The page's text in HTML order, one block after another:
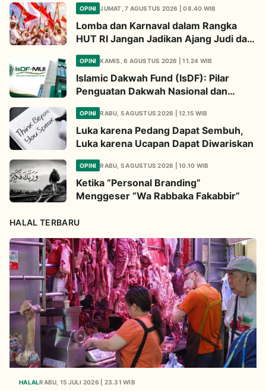
OPINI JUMAT, 7 AGUSTUS 2026 | 08.40 WIB
Lomba dan Karnaval dalam Rangka
HUT RI Jangan Jadikan Ajang Judi dan
OPINI KAMIS, 6 AGUSTUS 2026 | 11.24 WIB
Islamic Dakwah Fund (IsDF): Pilar
Penguatan Dakwah Nasional dan
OPINI RABU, 5 AGUSTUS 2026 | 12.15 WIB
Luka karena Pedang Dapat Sembuh,
Luka karena Ucapan Dapat Diwariskan
OPINI RABU, 5 AGUSTUS 2026 | 10.10 WIB
Ketika “Personal Branding”
Menggeser “Wa Rabbaka Fakabbir”
HALAL TERBARU
HALALRABU, 15 JULI 2026 | 23.31 WIB